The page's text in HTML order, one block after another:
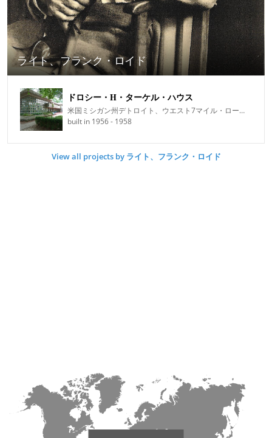
ライト、フランク・ロイド
ドロシー・H・ターケル・ハウス
米国ミシガン州デトロイト、ウエスト7マイル・ロード2760番地
built in 1956 - 1958
View all projects by ライト、フランク・ロイド